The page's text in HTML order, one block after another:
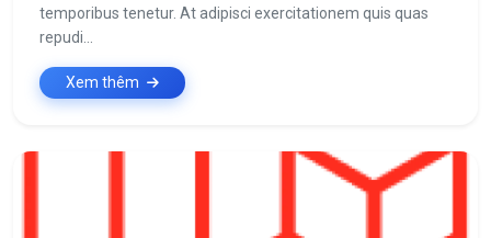
temporibus tenetur. At adipisci exercitationem quis quas
repudi...
Xem thêm